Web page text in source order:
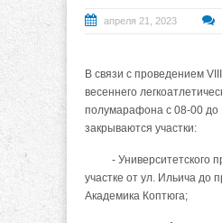
апреля 21, 2023
В связи с проведением
весеннего
полумарафона с 08-00 до
закрываются участки:
- Университетского
участке от ул. Ильича до
Академика Коптюга;